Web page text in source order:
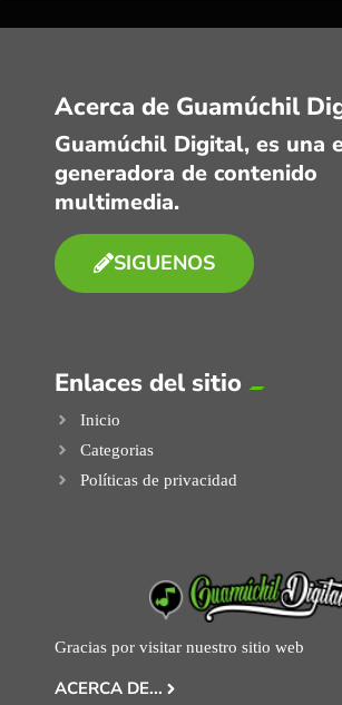
Acerca de Guamúchil
Guamúchil Digital, es una
generadora de contenido
multimedia.
SIGUENOS
Enlaces del sitio
Inicio
Categorias
Políticas de privacidad
Gracias por visitar nuestro sitio web
ACERCA DE...